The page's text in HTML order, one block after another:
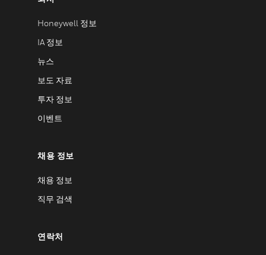
Honeywell 정보
IA 정보
뉴스
보도 자료
투자 정보
이벤트
채용 정보
채용 정보
직무 검색
연락처